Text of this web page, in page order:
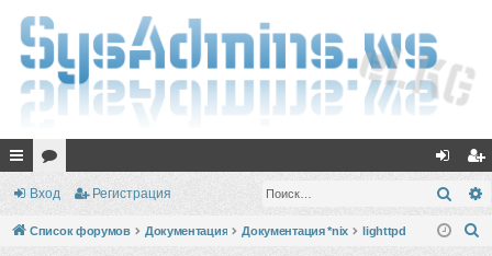
с
ы
ор хо
д
ег
ис
Вход Регистрация
Список форумов Документация Документация *nix lighttpd